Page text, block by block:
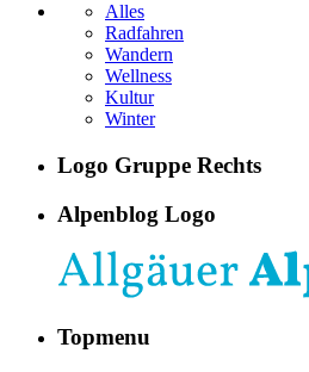
Alles
Radfahren
Wandern
Wellness
Kultur
Winter
Logo Gruppe Rechts
Alpenblog Logo
Topmenu